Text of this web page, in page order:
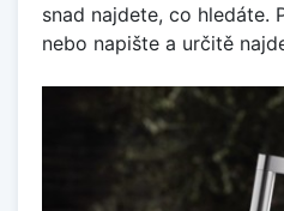
snad najdete, co hledáte.
nebo napište a určitě